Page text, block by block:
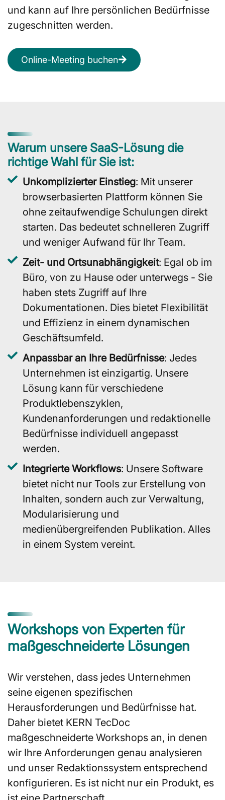
und kann auf Ihre persönlichen Bedürfnisse
zugeschnitten werden.
Online-Meeting buchen
Warum unsere SaaS-Lösung die
richtige Wahl für Sie ist:
Unkomplizierter Einstieg: Mit unserer
browserbasierten Plattform können Sie
ohne zeitaufwendige Schulungen direkt
starten. Das bedeutet schnelleren Zugriff
und weniger Aufwand für Ihr Team.
Zeit- und Ortsunabhängigkeit: Egal ob im
Büro, von zu Hause oder unterwegs - Sie
haben stets Zugriff auf Ihre
Dokumentationen. Dies bietet Flexibilität
und Effizienz in einem dynamischen
Geschäftsumfeld.
Anpassbar an Ihre Bedürfnisse: Jedes
Unternehmen ist einzigartig. Unsere
Lösung kann für verschiedene
Produktlebenszyklen,
Kundenanforderungen und redaktionelle
Bedürfnisse individuell angepasst
werden.
Integrierte Workflows: Unsere Software
bietet nicht nur Tools zur Erstellung von
Inhalten, sondern auch zur Verwaltung,
Modularisierung und
medienübergreifenden Publikation. Alles
in einem System vereint.
Workshops von Experten für
maßgeschneiderte Lösungen
Wir verstehen, dass jedes Unternehmen
seine eigenen spezifischen
Herausforderungen und Bedürfnisse hat.
Daher bietet KERN TecDoc
maßgeschneiderte Workshops an, in denen
wir Ihre Anforderungen genau analysieren
und unser Redaktionssystem entsprechend
konfigurieren. Es ist nicht nur ein Produkt, es